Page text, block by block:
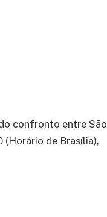
confronto entre São
(Horário de Brasília),